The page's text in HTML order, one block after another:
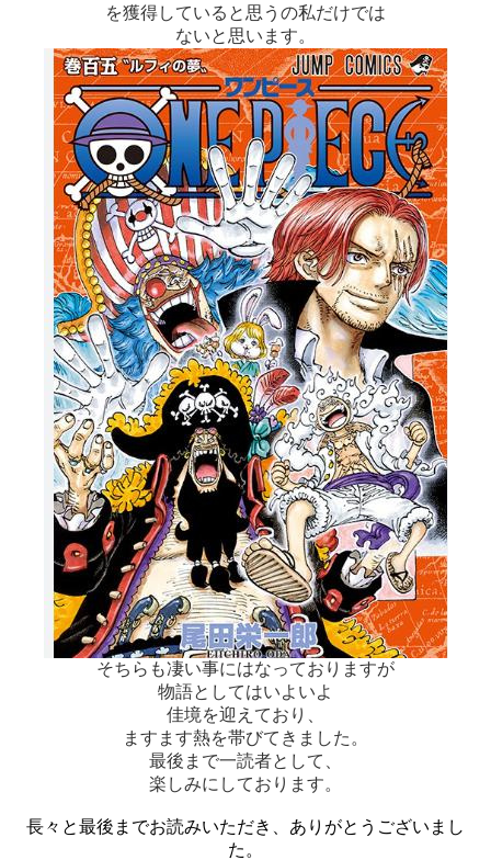
を獲得していると思うの私だけでは
ないと思います。
そちらも凄い事にはなっておりますが
物語としてはいよいよ
佳境を迎えており、
ますます熱を帯びてきました。
最後まで一読者として、
楽しみにしております。
長々と最後ま でお読みいただき、ありがとうございまし
た。